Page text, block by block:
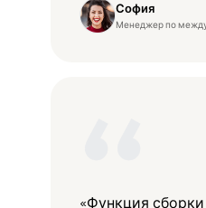
София
Менеджер по
«Функция